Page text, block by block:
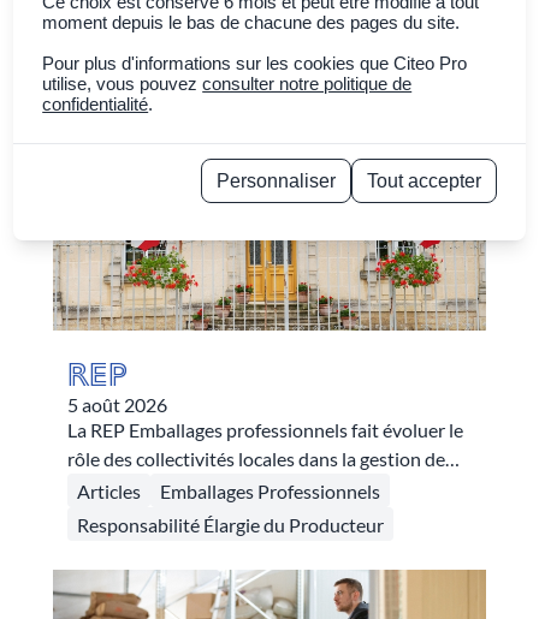
pour« »
Trier par Plus récent
REP
5 août 2026
La REP Emballages professionnels fait évoluer le
rôle des collectivités locales dans la gestion de
ces déchets d’emballages dès son entrée en
vigueur. Trois dispositifs autour du carton, du
articulation en leur permettant d’accéder à des
soutiens financiers selon les flux.
Articles
Emballages Professionnels
Responsabilité Élargie du Producteur
moment depuis le bas de chacune des pages du site.
Pour plus d'informations sur les cookies que Citeo Pro
utilise, vous pouvezconsulter notre politique de
confidentialité.
Personnaliser
Tout accepter